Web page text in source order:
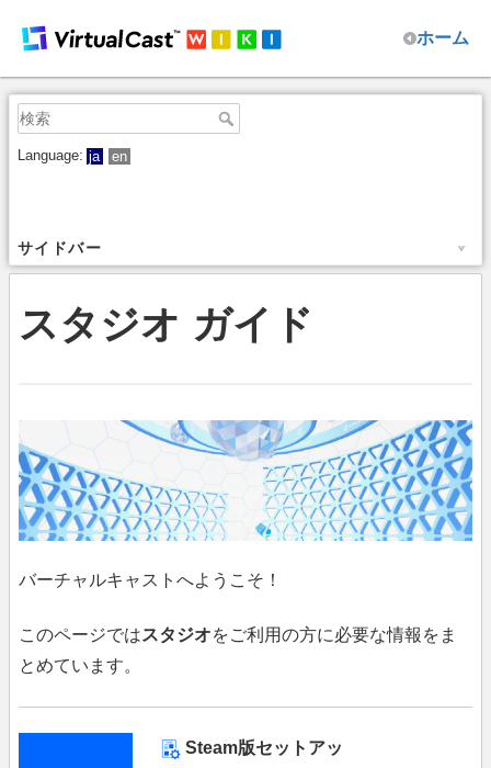
ホーム
Language: ja en
サイドバー
スタジオ ガイド
バーチャルキャストへようこそ！
このページではスタジオをご利用の方に必要な情報をま
とめています。
Steam版セットアッ